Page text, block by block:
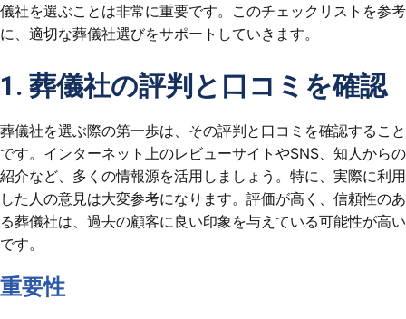
儀社を選ぶことは非常に重要です。このチェックリストを参考
に、適切な葬儀社選びをサポートしていきます。
1. 葬儀社の評判と口コミを確認
葬儀社を選ぶ際の第一歩は、その評判と口コミを確認すること
です。インターネット上のレビューサイトやSNS、知人からの
紹介など、多くの情報源を活用しましょう。特に、実際に利用
した人の意見は大変参考になります。評価が高く、信頼性のあ
る葬儀社は、過去の顧客に良い印象を与えている可能性が高い
です。
重要性